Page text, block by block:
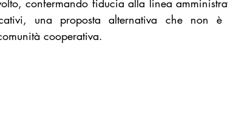
confermando fiducia alla linea
una proposta alternativa che non
cooperativa.